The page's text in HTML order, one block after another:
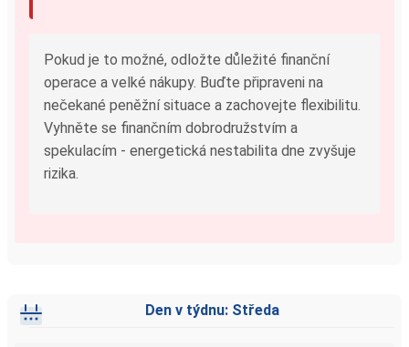
Pokud je to možné, odložte důležité finanční
operace a velké nákupy. Buďte připraveni na
nečekané peněžní situace a zachovejte flexibilitu.
Vyhněte se finančním dobrodružstvím a
spekulacím - energetická nestabilita dne zvyšuje
rizika.
Den v týdnu: Středa